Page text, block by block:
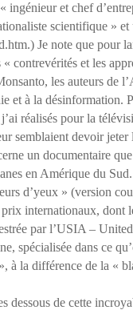
et chef
scientifique »
Je note que pour
contrevérités et les
les auteurs de
et à la désinformation.
réalisés pour la
semblaient devoir
un documentaire
en Amérique du
d’yeux » (version
prix internationaux,
par l’USIA –
spécialisée dans ce
à la différence de la «
dessous de cette